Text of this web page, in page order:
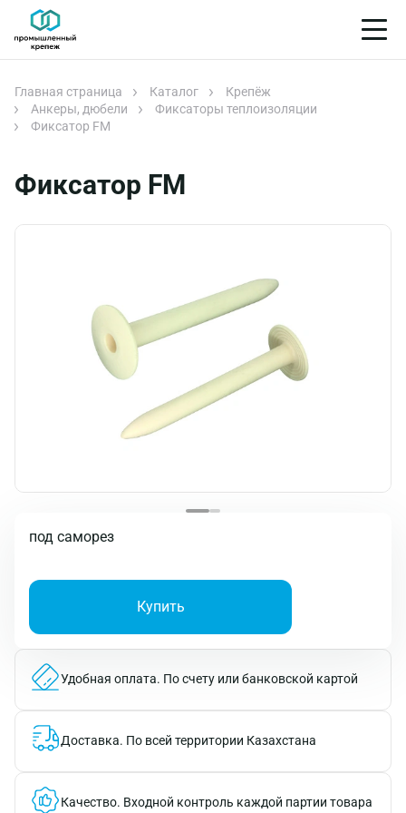
Главная страница Каталог
Крепёж
Анкеры, дюбели
Фиксаторы теплоизоляции
Фиксатор FM
Фиксатор FM
под саморез
Купить
Удобная оплата. По счету или банковской картой
Доставка. По всей территории Казахстана
Качество. Входной контроль каждой партии товара